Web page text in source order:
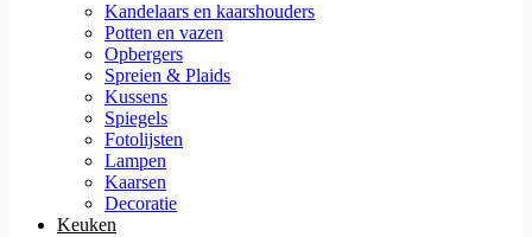
Kandelaars en kaarshouders
Potten en vazen
Opbergers
Spreien & Plaids
Kussens
Spiegels
Fotolijsten
Lampen
Kaarsen
Decoratie
Keuken